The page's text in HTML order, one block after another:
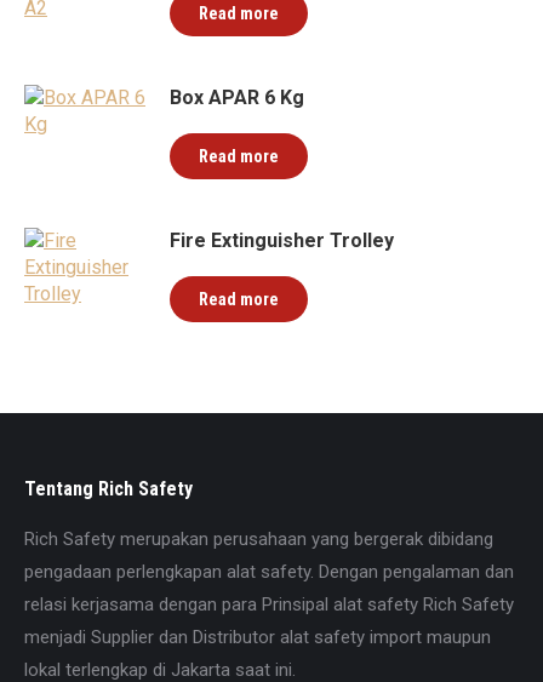
Read more
Box APAR 6 Kg
Read more
Fire Extinguisher Trolley
Read more
Tentang Rich Safety
Rich Safety merupakan perusahaan yang bergerak dibidang
pengadaan perlengkapan alat safety. Dengan pengalaman dan
relasi kerjasama dengan para Prinsipal alat safety Rich Safety
menjadi Supplier dan Distributor alat safety import maupun
lokal terlengkap di Jakarta saat ini.